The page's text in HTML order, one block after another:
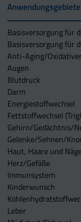
Anwendungsgebiete
Basisversorgung für
Basisversorgung für
Anti-Aging/
Augen
Blutdruck
Darm
Energiestoffwechsel
Fettstoffwechsel
Gehirn/Gedächtnis/
Gelenke/Sehnen/
Haut, Haare und
Herz/Gefäße
Immunsystem
Kinderwunsch
Leber